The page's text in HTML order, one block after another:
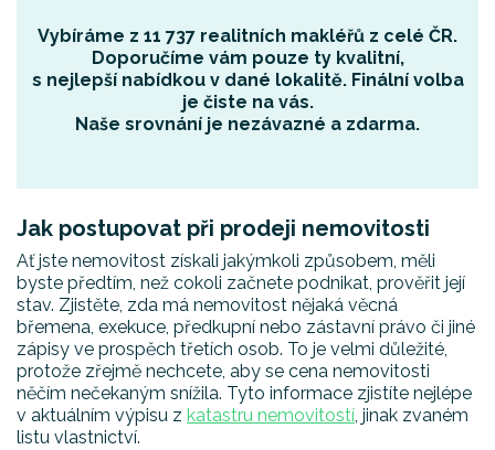
Vybíráme z 11 737 realitních makléřů z celé ČR.
Doporučíme vám pouze ty kvalitní,
s nejlepší nabídkouv dané lokalitě. Finální volba
je čiste na vás.
Naše srovnání je nezávazné a zdarma.
Jak postupovat při prodeji nemovitosti
Ať jste nemovitost získali jakýmkoli způsobem, měli
byste předtím, než cokoli začnete podnikat, prověřit její
stav. Zjistěte, zda má nemovitost nějaká věcná
břemena, exekuce, předkupní nebo zástavní právo či jiné
zápisy ve prospěch třetích osob. To je velmi důležité,
protože zřejmě nechcete, aby se cena nemovitosti
něčím nečekaným snížila. Tyto informace zjistíte nejlépe
v aktuálním výpisu z katastru nemovitostí, jinak zvaném
listu vlastnictví.